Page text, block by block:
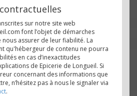
sur notre site web
font l’objet de démarches
nous assurer de leur fiabilité. La
qu'hébergeur de contenu ne pourra
en cas d’inexactitudes
de Epicerie de Longueil. Si
concernant des informations que
n’hésitez pas à nous le signaler via
.